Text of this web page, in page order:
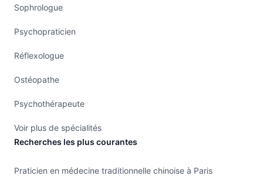
Sophrologue
Psychopraticien
Réflexologue
Ostéopathe
Psychothérapeute
Voir plus de spécialités
Recherches les plus courantes
Praticien en médecine traditionnelle chinoise à Paris